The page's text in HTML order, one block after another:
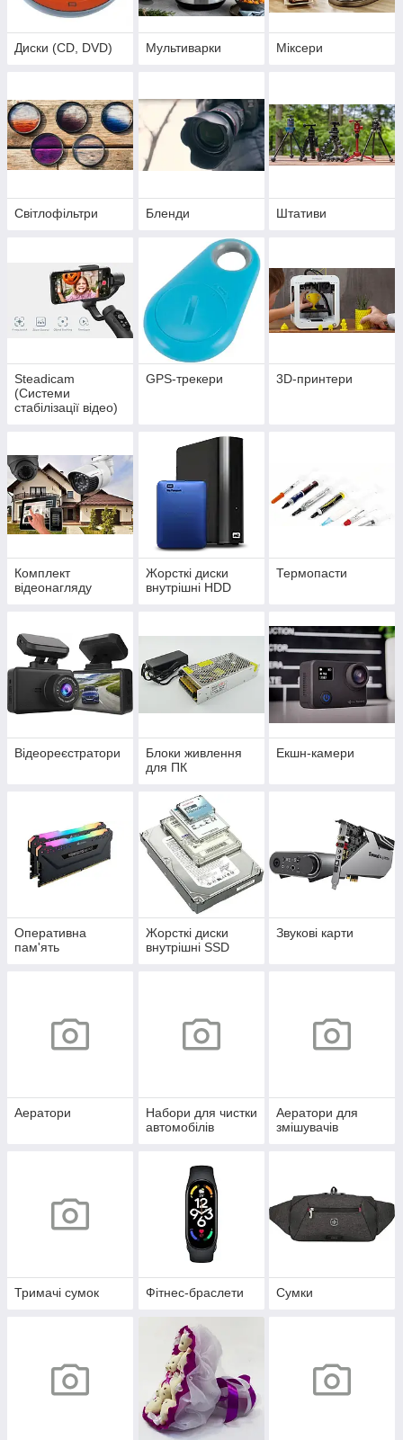
Диски (CD, DVD) Мультиварки Міксери
Світлофільтри Бленди Штативи
Steadicam
(Системи
стабілізації відео)
GPS-трекери 3D-принтери
Комплект
відеонагляду
Жорсткі диски
внутрішні HDD
Термопасти
Відеореєстратори
Блоки живлення
для ПК
Екшн-камери
Оперативна
пам'ять
Жорсткі диски
внутрішні SSD
Звукові карти
Аератори
Набори для чистки
автомобілів
Аератори для
змішувачів
Тримачі сумок Фітнес-браслети Сумки